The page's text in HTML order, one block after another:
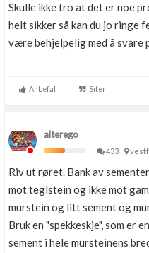
Skulle ikke tro at det er noe
helt sikker så kan du jo ringe
være behjelpelig med å svare
Anbefal Siter
alterego
433
Riv ut røret. Bank av
mot teglstein og ikke mot
murstein og litt sement og
Bruk en "spekkeskje", som er
sement i hele mursteinens